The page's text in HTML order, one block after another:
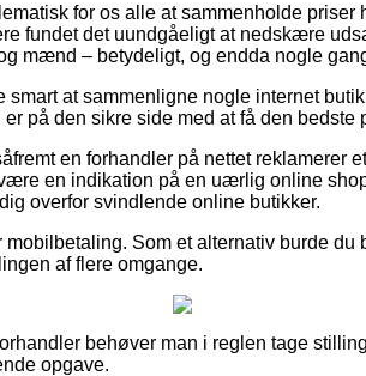
for os alle at sammenholde priser
fundet det uundgåeligt at nedskære
mænd – betydeligt, og endda nogle
smart at sammenligne nogle internet
på den sikre side med at få den bedste
en forhandler på nettet reklamerer
en indikation på en uærlig online
overfor svindlende online butikker.
Som et alternativ burde du
af flere omgange.
behøver man i reglen tage
opgave.